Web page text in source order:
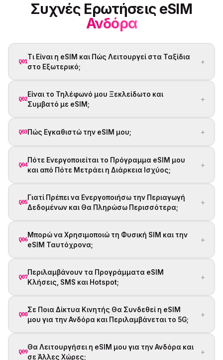
Συχνές Ερωτήσεις eSIM
Ανδόρα
Q01
Τι Είναι η eSIM και Πώς Λειτουργεί στα Ταξίδια
στο Εξωτερικό;
+
Q02
Είναι το Τηλέφωνό μου Ξεκλείδωτο και
Συμβατό με eSIM;
+
Q03Πώς Εγκαθιστώ την eSIM μου; +
Q04
Πότε Ενεργοποιείται το Πρόγραμμα eSIM μου
και από Πότε Μετράει η Διάρκεια Ισχύος;
+
Q05
Γιατί Πρέπει να Ενεργοποιήσω την Περιαγωγή
Δεδομένων και Θα Πληρώσω Περισσότερα;
+
Q06
Μπορώ να Χρησιμοποιώ τη Φυσική SIM και την
eSIM Ταυτόχρονα;
+
Q07
Περιλαμβάνουν τα Προγράμματα eSIM
Κλήσεις, SMS και Hotspot;
+
Q08
Σε Ποια Δίκτυα Κινητής Θα Συνδεθεί η eSIM
μου για την Ανδόρα και Περιλαμβάνεται το 5G;
+
Q09
Θα Λειτουργήσει η eSIM μου για την Ανδόρα και
σε Άλλες Χώρες;
+